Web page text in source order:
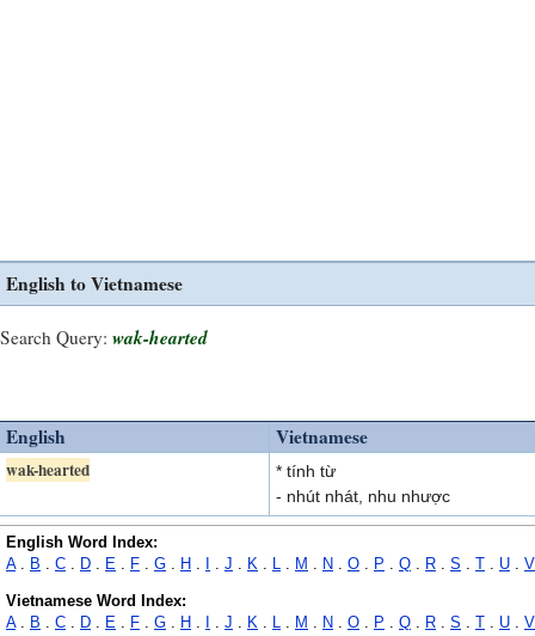
English to Vietnamese
Search Query: wak-hearted
English Vietnamese
wak-hearted
* tính từ
- nhút nhát, nhu nhược
English Word Index:
A. B . C . D . E . F . G . H . . J . K . L . M . N . O . P . Q . R . S . . U . V
Vietnamese Word Index:
A. B C D E F G H J K M N O P Q R S T U V